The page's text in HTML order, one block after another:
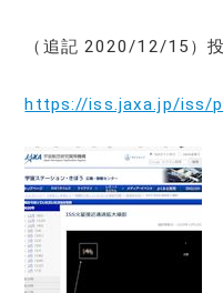
（追記 2020/12/15）
https://iss.jaxa.jp/iss/